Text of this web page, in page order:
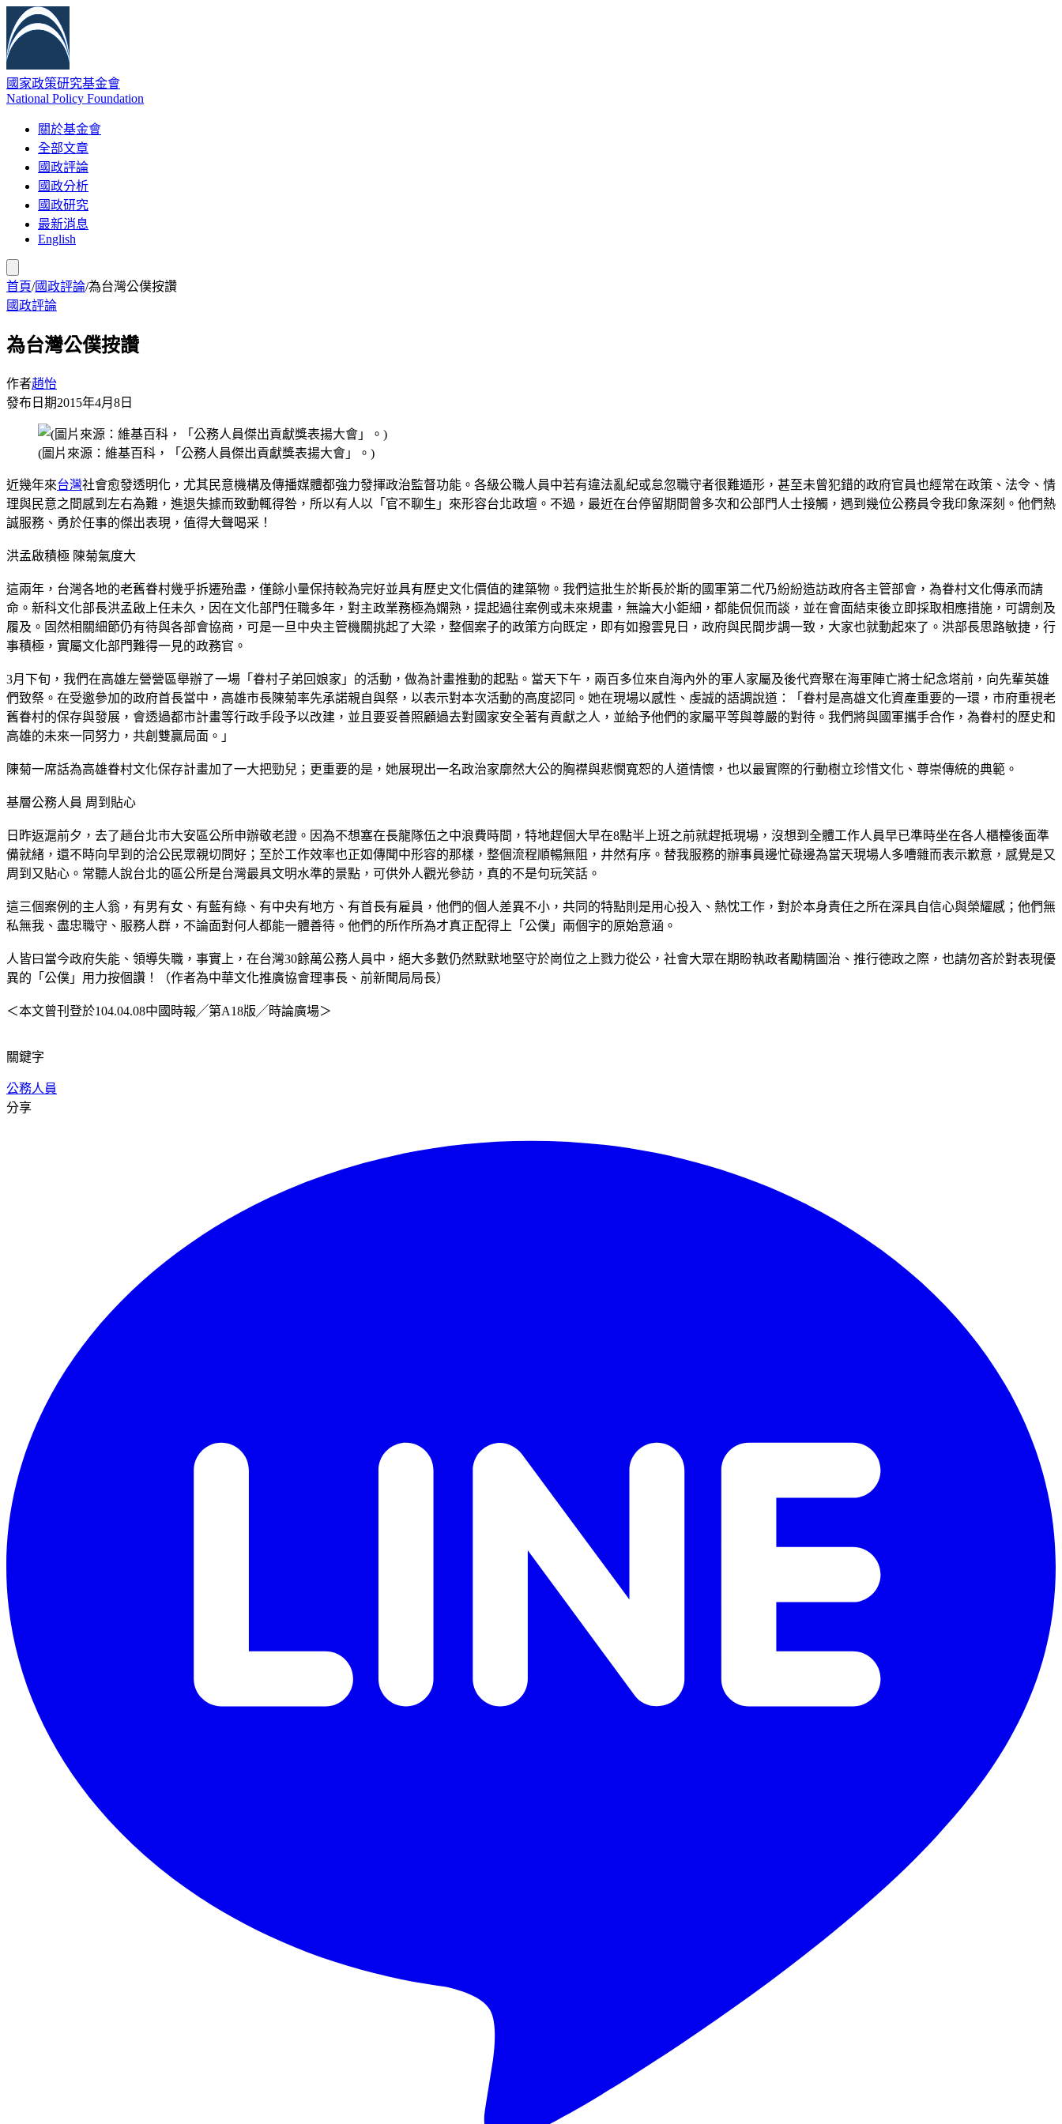
國家政策研究基金會
National Policy Foundation
關於基金會
全部文章
國政評論
國政分析
國政研究
最新消息
English
首頁/國政評論/為台灣公僕按讚
國政評論
為台灣公僕按讚
作者趙怡
發布日期2015年4月8日
(圖片來源：維基百科，「公務人員傑出貢獻獎表揚大會」。)
近幾年來台灣社會愈發透明化，尤其民意機構及傳播媒體都強力發揮政治監督功能。各級公職人員中若有違法亂紀或怠忽職守者很難遁形，甚至未曾犯錯的政府官員也經常在政策、法令、情
理與民意之間感到左右為難，進退失據而致動輒得咎，所以有人以「官不聊生」來形容台北政壇。不過，最近在台停留期間曾多次和公部門人士接觸，遇到幾位公務員令我印象深刻。他們熱
誠服務、勇於任事的傑出表現，值得大聲喝采！
洪孟啟積極 陳菊氣度大
這兩年，台灣各地的老舊眷村幾乎拆遷殆盡，僅餘小量保持較為完好並具有歷史文化價值的建築物。我們這批生於斯長於斯的國軍第二代乃紛紛造訪政府各主管部會，為眷村文化傳承而請
命。新科文化部長洪孟啟上任未久，因在文化部門任職多年，對主政業務極為嫻熟，提起過往案例或未來規畫，無論大小鉅細，都能侃侃而談，並在會面結束後立即採取相應措施，可謂劍及
履及。固然相關細節仍有待與各部會協商，可是一旦中央主管機關挑起了大梁，整個案子的政策方向既定，即有如撥雲見日，政府與民間步調一致，大家也就動起來了。洪部長思路敏捷，行
事積極，實屬文化部門難得一見的政務官。
3月下旬，我們在高雄左營營區舉辦了一場「眷村子弟回娘家」的活動，做為計畫推動的起點。當天下午，兩百多位來自海內外的軍人家屬及後代齊聚在海軍陣亡將士紀念塔前，向先輩英雄
們致祭。在受邀參加的政府首長當中，高雄市長陳菊率先承諾親自與祭，以表示對本次活動的高度認同。她在現場以感性、虔誠的語調說道：「眷村是高雄文化資產重要的一環，市府重視老
舊眷村的保存與發展，會透過都市計畫等行政手段予以改建，並且要妥善照顧過去對國家安全著有貢獻之人，並給予他們的家屬平等與尊嚴的對待。我們將與國軍攜手合作，為眷村的歷史和
高雄的未來一同努力，共創雙贏局面。」
陳菊一席話為高雄眷村文化保存計畫加了一大把勁兒；更重要的是，她展現出一名政治家廓然大公的胸襟與悲憫寬恕的人道情懷，也以最實際的行動樹立珍惜文化、尊崇傳統的典範。
基層公務人員 周到貼心
日昨返滬前夕，去了趟台北市大安區公所申辦敬老證。因為不想塞在長龍隊伍之中浪費時間，特地趕個大早在8點半上班之前就趕抵現場，沒想到全體工作人員早已準時坐在各人櫃檯後面準
備就緒，還不時向早到的洽公民眾親切問好；至於工作效率也正如傳聞中形容的那樣，整個流程順暢無阻，井然有序。替我服務的辦事員邊忙碌邊為當天現場人多嘈雜而表示歉意，感覺是又
周到又貼心。常聽人說台北的區公所是台灣最具文明水準的景點，可供外人觀光參訪，真的不是句玩笑話。
這三個案例的主人翁，有男有女、有藍有綠、有中央有地方、有首長有雇員，他們的個人差異不小，共同的特點則是用心投入、熱忱工作，對於本身責任之所在深具自信心與榮耀感；他們無
私無我、盡忠職守、服務人群，不論面對何人都能一體善待。他們的所作所為才真正配得上「公僕」兩個字的原始意涵。
人皆曰當今政府失能、領導失職，事實上，在台灣30餘萬公務人員中，絕大多數仍然默默地堅守於崗位之上戮力從公，社會大眾在期盼執政者勵精圖治、推行德政之際，也請勿吝於對表現優
異的「公僕」用力按個讚！（作者為中華文化推廣協會理事長、前新聞局局長）
＜本文曾刊登於104.04.08中國時報╱第A18版╱時論廣場＞
關鍵字
公務人員
分享